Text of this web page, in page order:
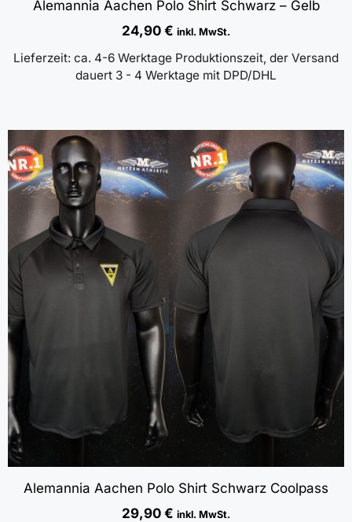
Alemannia Aachen Polo Shirt Schwarz – Gelb
24,90 € inkl. MwSt.
Lieferzeit: ca. 4-6 Werktage Produktionszeit, der Versand
dauert 3 - 4 Werktage mit DPD/DHL
Alemannia Aachen Polo Shirt Schwarz Coolpass
29,90 € inkl. MwSt.